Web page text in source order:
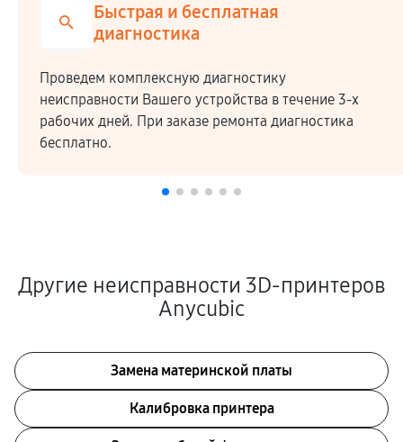
Быстрая и бесплатная
диагностика
Проведем комплексную диагностику
неисправности Вашего устройства в течение 3-х
рабочих дней. При заказе ремонта диагностика
бесплатно.
Другие неисправности 3D-принтеров
Anycubic
Замена материнской платы
Калибровка принтера